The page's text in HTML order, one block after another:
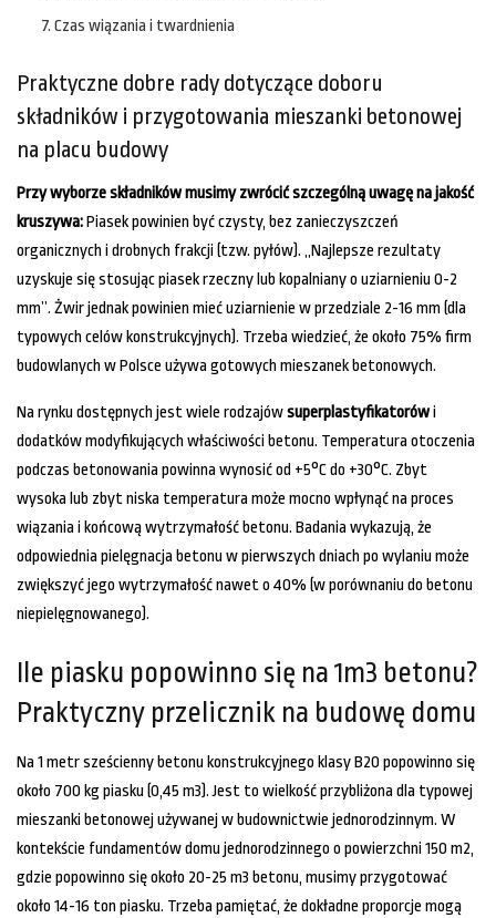
Czas wiązania i twardnienia
Praktyczne dobre rady dotyczące doboru
składników i przygotowania mieszanki betonowej
na placu budowy
Przy wyborze składników musimy zwrócić szczególną uwagę na jakość
kruszywa:Piasek powinien być czysty, bez zanieczyszczeń
organicznych i drobnych frakcji (tzw. pyłów). „Najlepsze rezultaty
uzyskuje się stosując piasek rzeczny lub kopalniany o uziarnieniu 0-2
mm”. Żwir jednak powinien mieć uziarnienie w przedziale 2-16 mm (dla
typowych celów konstrukcyjnych). Trzeba wiedzieć, że około 75% firm
budowlanych w Polsce używa gotowych mieszanek betonowych.
Na rynku dostępnych jest wiele rodzajówsuperplastyfikatorówi
dodatków modyfikujących właściwości betonu. Temperatura otoczenia
podczas betonowania powinna wynosić od +5°C do +30°C. Zbyt
wysoka lub zbyt niska temperatura może mocno wpłynąć na proces
wiązania i końcową wytrzymałość betonu. Badania wykazują, że
odpowiednia pielęgnacja betonu w pierwszych dniach po wylaniu może
zwiększyć jego wytrzymałość nawet o 40% (w porównaniu do betonu
niepielęgnowanego).
Ile piasku popowinno się na 1m3 betonu?
Praktyczny przelicznik na budowę domu
Na 1 metr sześcienny betonu konstrukcyjnego klasy B20 popowinno się
około 700 kg piasku (0,45 m3). Jest to wielkość przybliżona dla typowej
mieszanki betonowej używanej w budownictwie jednorodzinnym. W
kontekście fundamentów domu jednorodzinnego o powierzchni 150 m2,
gdzie popowinno się około 20-25 m3 betonu, musimy przygotować
około 14-16 ton piasku. Trzeba pamiętać, że dokładne proporcje mogą